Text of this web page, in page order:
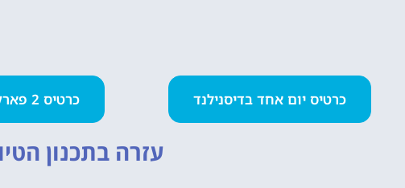
כרטיס יום אחד בדיסנילנד כרטיס 2 פארקים ביום אחד
עזרה בתכנון